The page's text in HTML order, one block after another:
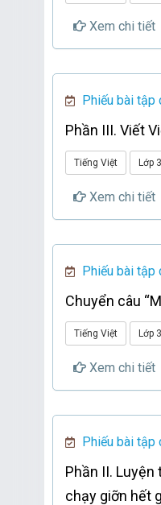
Xem chi tiết
Phiếu bài tập
Phần III. Viết
Tiếng Việt Lớp 3
Xem chi tiết
Phiếu bài tập
Chuyển câu
Tiếng Việt Lớp 3
Xem chi tiết
Phiếu bài tập
Phần II.
chạy giỡn hết